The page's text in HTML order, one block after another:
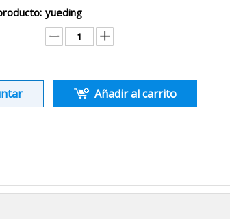
yueding
Añadir al carrito